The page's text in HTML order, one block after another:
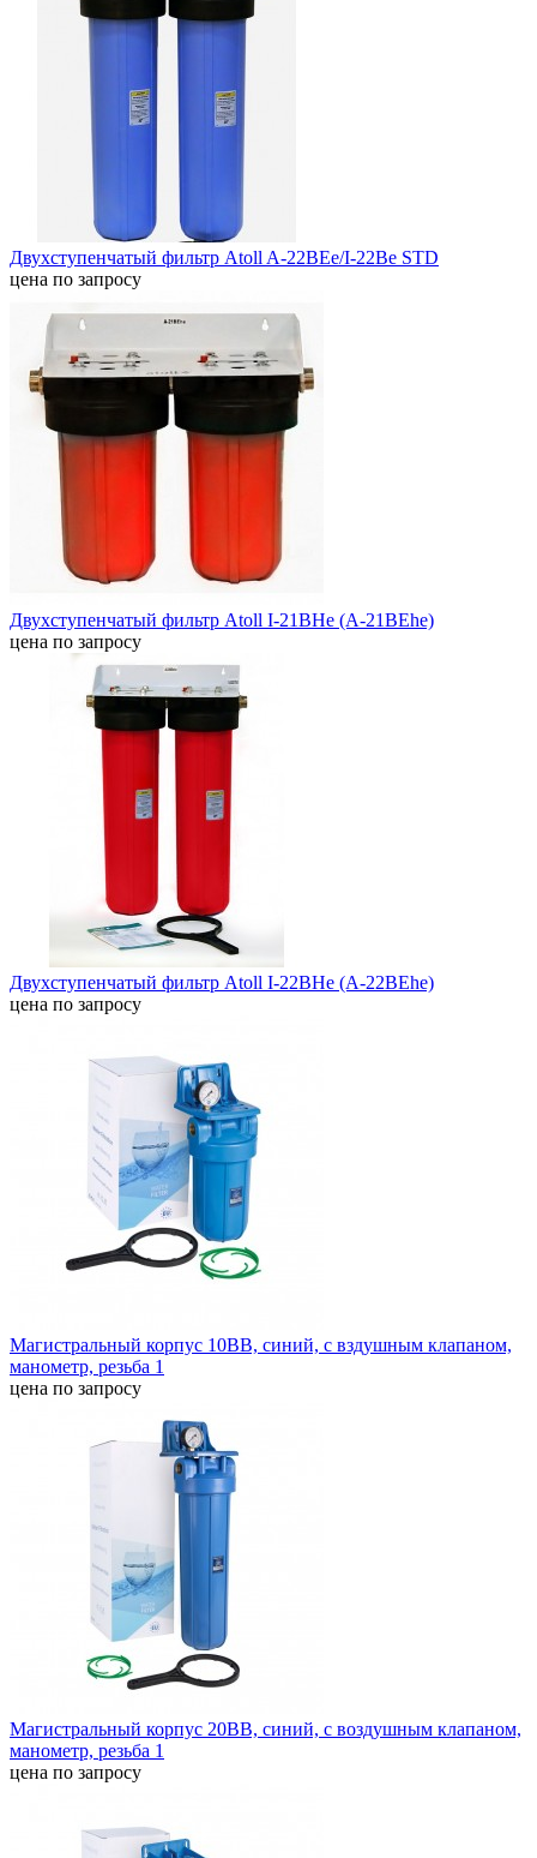
Двухступенчатый фильтр Atoll A-22BEe/I-22Be STD
цена по запросу
Двухступенчатый фильтр Atoll I-21BHe (A-21BEhe)
цена по запросу
Двухступенчатый фильтр Atoll I-22BHe (A-22BEhe)
цена по запросу
Магистральный корпус 10BB, синий, с вздушным клапаном,
манометр, резьба 1
цена по запросу
Магистральный корпус 20BB, синий, с воздушным клапаном,
манометр, резьба 1
цена по запросу